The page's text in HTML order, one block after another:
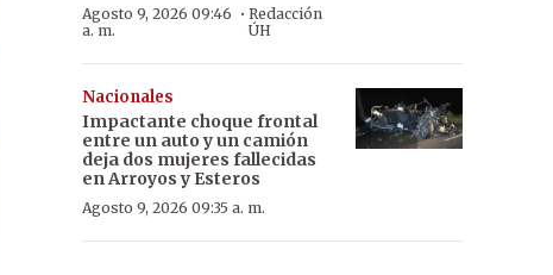
Agosto 9, 2026 09:46
a. m.
·Redacción
ÚH
Nacionales
Impactante choque frontal
entre un auto y un camión
deja dos mujeres fallecidas
en Arroyos y Esteros
Agosto 9, 2026 09:35 a. m.